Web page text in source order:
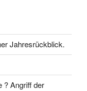
Jahresrückblick.
? Angriff der